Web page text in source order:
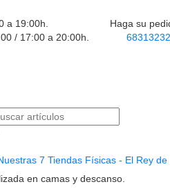
a 19:00h.
/ 17:00 a 20:00h.
Haga su
7 Tiendas Físicas - El Rey
en camas y descanso.